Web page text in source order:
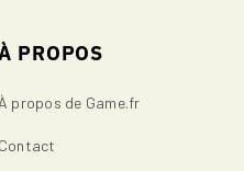
PROPOS
propos de Game.fr
Contact